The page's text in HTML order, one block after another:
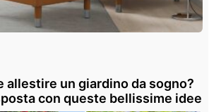
allestire un giardino da sogno?
con queste bellissime idee